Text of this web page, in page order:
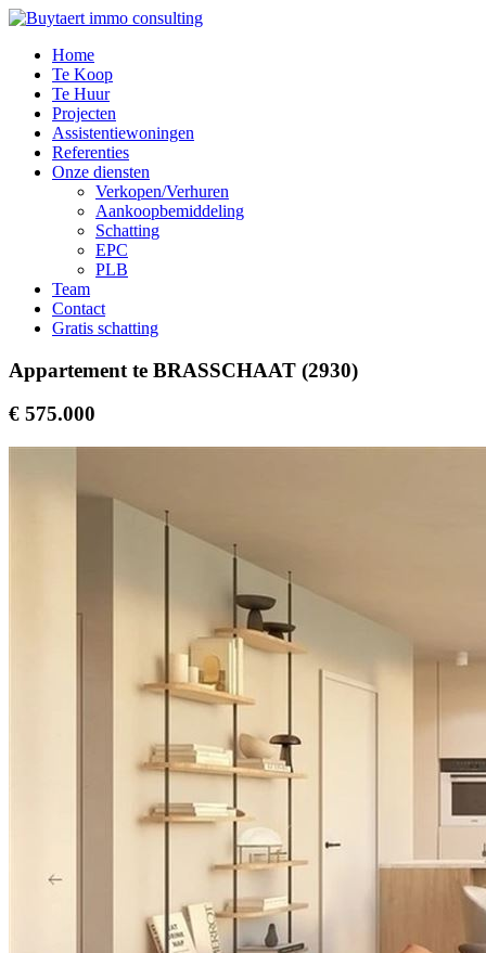
Home
Te Koop
Te Huur
Projecten
Assistentiewoningen
Referenties
Onze diensten
Verkopen/Verhuren
Aankoopbemiddeling
Schatting
EPC
PLB
Team
Contact
Gratis schatting
Appartement te BRASSCHAAT (2930)
€ 575.000